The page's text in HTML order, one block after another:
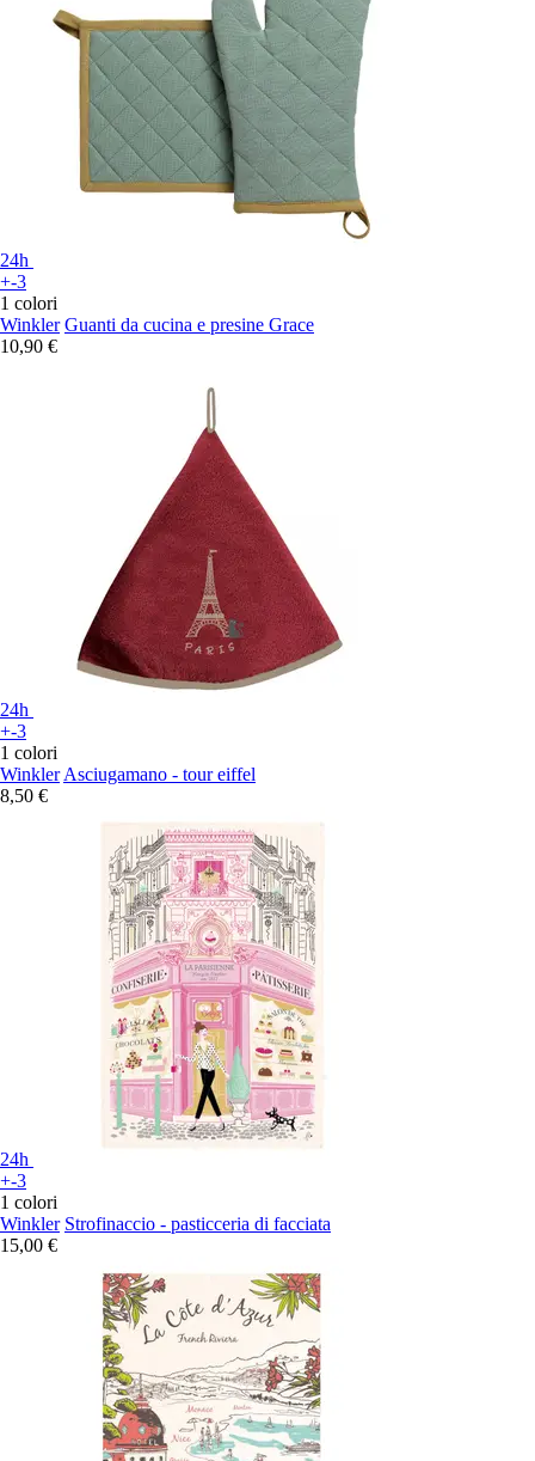
24h
+-3
1 colori
Winkler Guanti da cucina e presine Grace
10,90 €
24h
+-3
1 colori
Winkler Asciugamano - tour eiffel
8,50 €
24h
+-3
1 colori
Winkler Strofinaccio - pasticceria di facciata
15,00 €